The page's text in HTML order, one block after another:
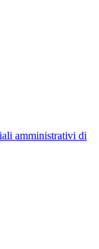
amministrativi di